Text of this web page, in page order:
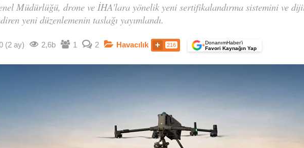
Müdürlüğü, drone ve İHA'lara yönelik yeni sertifikalandırma sistemini ve
yeni düzenlemenin taslağı yayımlandı.
(2 ay) 2,6b 1 2 Havacılık 216 +DonanımHaber’i
Favori Kaynağın Yap